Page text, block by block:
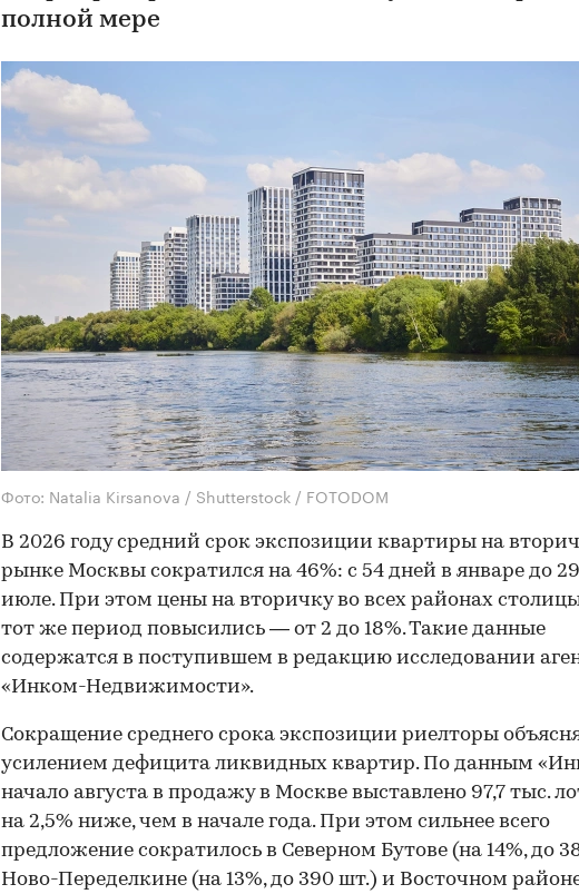
полной мере
Фото: Natalia Kirsanova / Shutterstock / FOTODOM
В 2026 году средний срок экспозиции квартиры на
рынке Москвы сократился на 46%: с 54 дней в январе до
июле. При этом цены на вторичку во всех районах
тот же период повысились — от 2 до 18%. Такие данные
содержатся в поступившем в редакцию исследовании
«Инком-Недвижимости».
Сокращение среднего срока экспозиции риелторы
усилением дефицита ликвидных квартир. По данным
начало августа в продажу в Москве выставлено 97,7 тыс.
на 2,5% ниже, чем в начале года. При этом сильнее всего
предложение сократилось в Северном Бутове (на 14%, до
Ново-Переделкине (на 13%, до 390 шт.) и Восточном районе